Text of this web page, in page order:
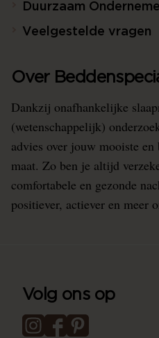
Duurzaam
Veelgestelde vragen
Over
Dankzij onafhankelijke
(wetenschappelijk)
advies over jouw mooiste en
maat. Zo ben je altijd
comfortabele en gezonde
positiever, actiever en meer
Volg ons op